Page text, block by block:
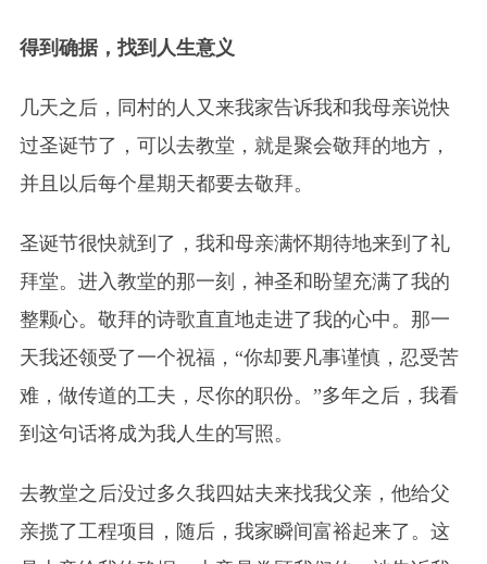
得到确据，找到人生意义
几天之后，同村的人又来我家告诉我和我母亲说快
过圣诞节了，可以去教堂，就是聚会敬拜的地方，
并且以后每个星期天都要去敬拜。
圣诞节很快就到了，我和母亲满怀期待地来到了礼
拜堂。进入教堂的那一刻，神圣和盼望充满了我的
整颗心。敬拜的诗歌直直地走进了我的心中。那一
天我还领受了一个祝福，“你却要凡事谨慎，忍受苦
难，做传道的工夫，尽你的职份。”多年之后，我看
到这句话将成为我人生的写照。
去教堂之后没过多久我四姑夫来找我父亲，他给父
亲揽了工程项目，随后，我家瞬间富裕起来了。这